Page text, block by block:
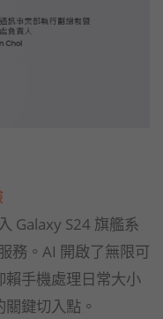
Galaxy S24 旗艦系
務。AI 開啟了無限可
手機處理日常大小
鍵切入點。